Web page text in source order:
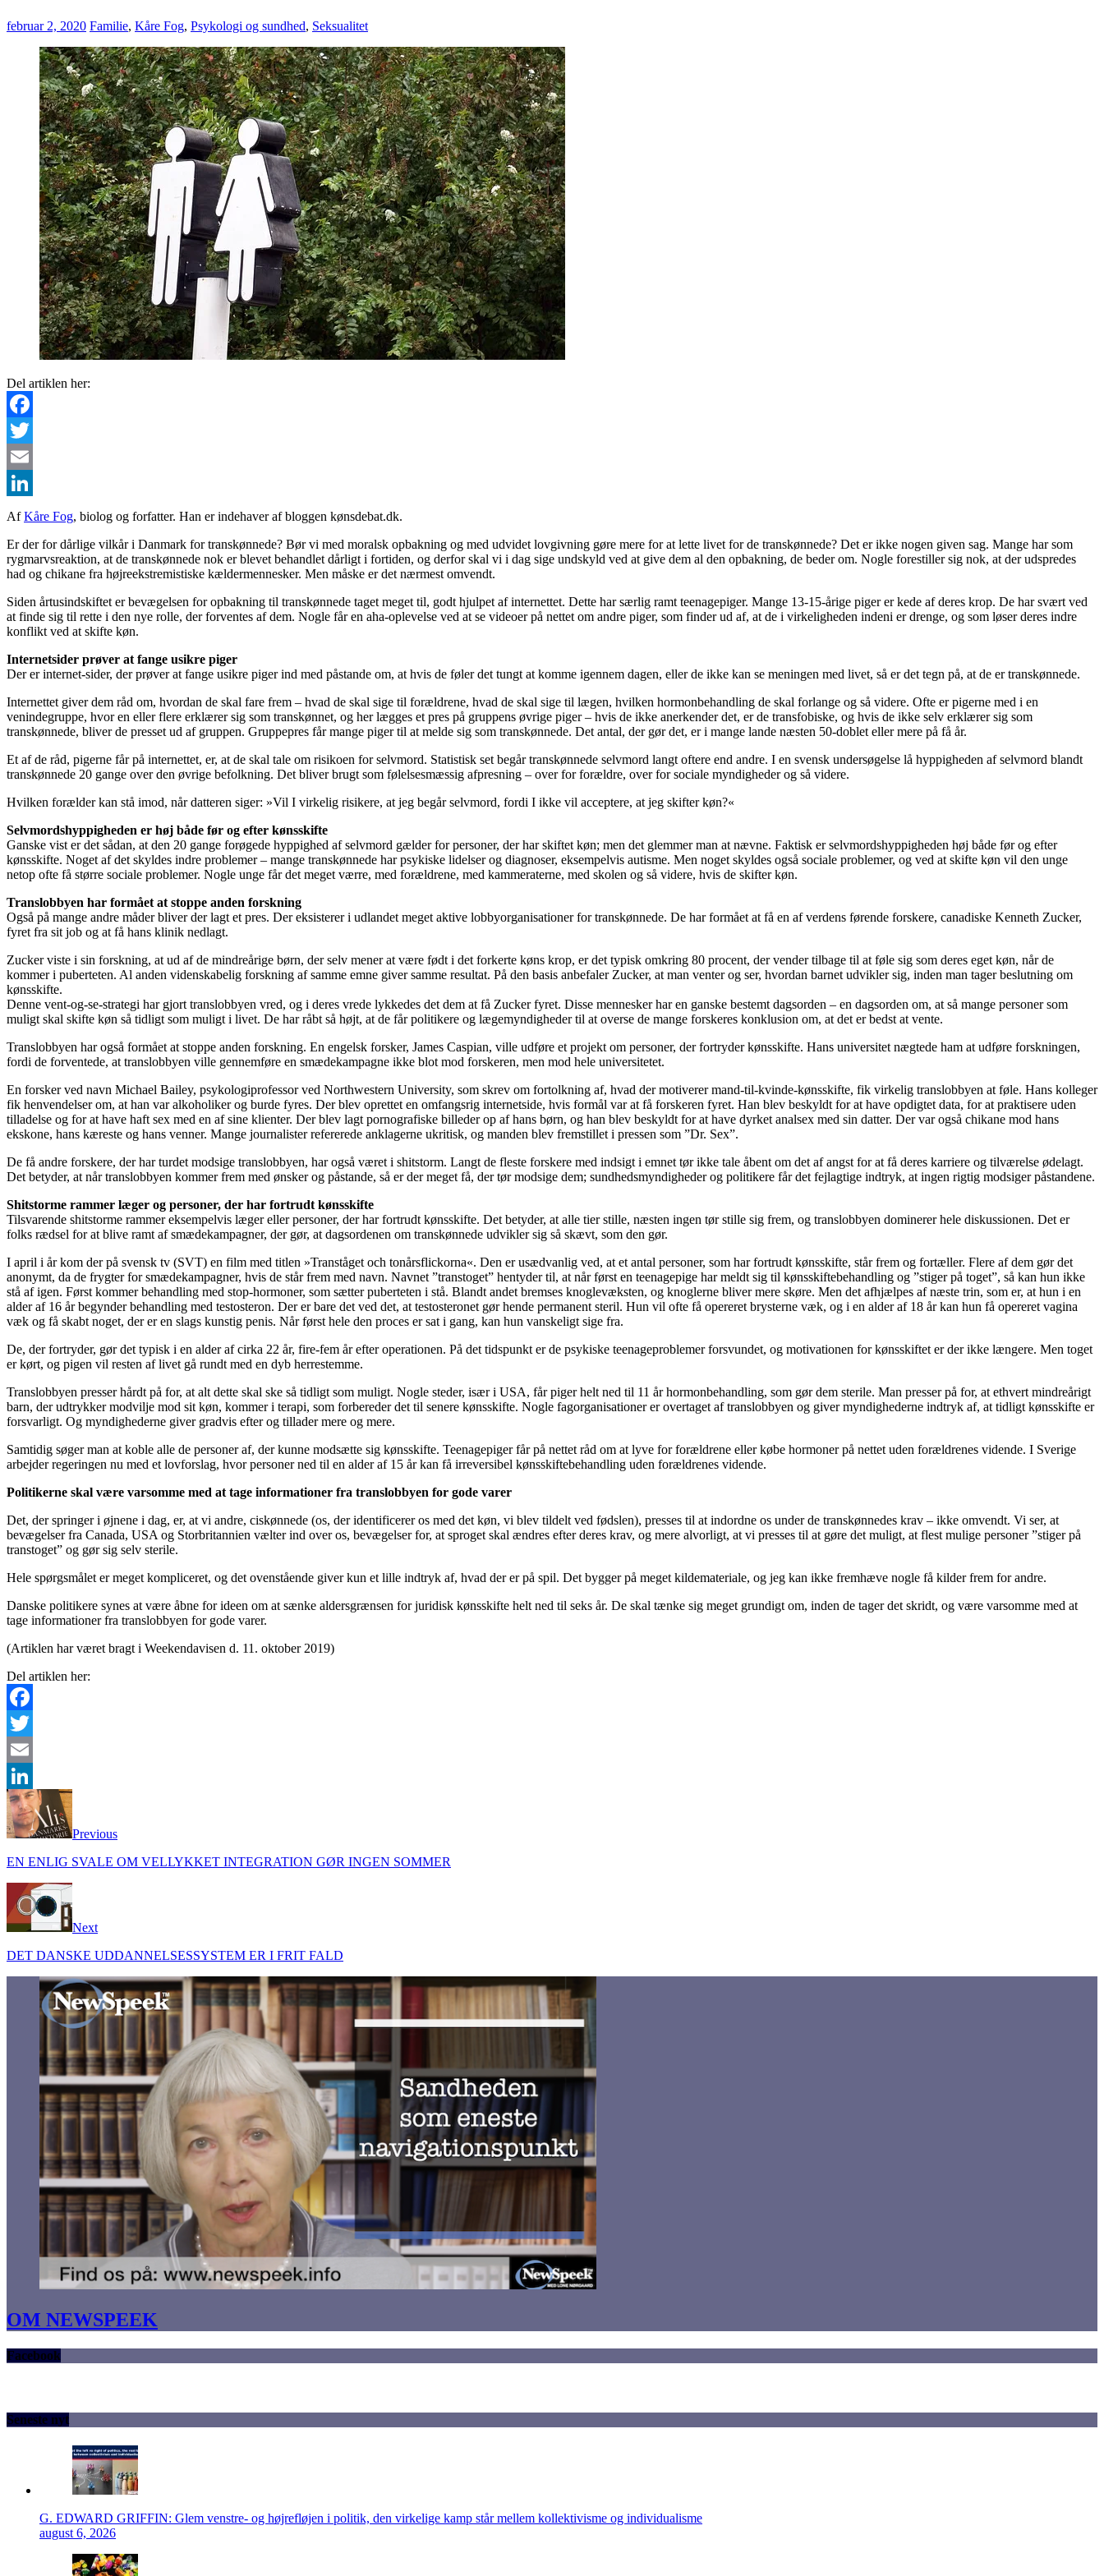
februar 2, 2020 Familie, Kåre Fog, Psykologi og sundhed, Seksualitet
Del artiklen her:
Facebook
Twitter
Email
LinkedIn
AfKåre Fog, biolog og forfatter. Han er indehaver af bloggen kønsdebat.dk.
Er der for dårlige vilkår i Danmark for transkønnede? Bør vi med moralsk opbakning og med udvidet lovgivning gøre mere for at lette livet for de transkønnede? Det er ikke nogen given sag. Mange har som
rygmarvsreaktion, at de transkønnede nok er blevet behandlet dårligt i fortiden, og derfor skal vi i dag sige undskyld ved at give dem al den opbakning, de beder om. Nogle forestiller sig nok, at der udspredes
had og chikane fra højreekstremistiske kældermennesker. Men måske er det nærmest omvendt.
Siden årtusindskiftet er bevægelsen for opbakning til transkønnede taget meget til, godt hjulpet af internettet. Dette har særlig ramt teenagepiger. Mange 13-15-årige piger er kede af deres krop. De har svært ved
at finde sig til rette i den nye rolle, der forventes af dem. Nogle får en aha-oplevelse ved at se videoer på nettet om andre piger, som finder ud af, at de i virkeligheden indeni er drenge, og som løser deres indre
konflikt ved at skifte køn.
Internetsider prøver at fange usikre piger
Der er internet-sider, der prøver at fange usikre piger ind med påstande om, at hvis de føler det tungt at komme igennem dagen, eller de ikke kan se meningen med livet, så er det tegn på, at de er transkønnede.
Internettet giver dem råd om, hvordan de skal fare frem – hvad de skal sige til forældrene, hvad de skal sige til lægen, hvilken hormonbehandling de skal forlange og så videre. Ofte er pigerne med i en
venindegruppe, hvor en eller flere erklærer sig som transkønnet, og her lægges et pres på gruppens øvrige piger – hvis de ikke anerkender det, er de transfobiske, og hvis de ikke selv erklærer sig som
transkønnede, bliver de presset ud af gruppen. Gruppepres får mange piger til at melde sig som transkønnede. Det antal, der gør det, er i mange lande næsten 50-doblet eller mere på få år.
Et af de råd, pigerne får på internettet, er, at de skal tale om risikoen for selvmord. Statistisk set begår transkønnede selvmord langt oftere end andre. I en svensk undersøgelse lå hyppigheden af selvmord blandt
transkønnede 20 gange over den øvrige befolkning. Det bliver brugt som følelsesmæssig afpresning – over for forældre, over for sociale myndigheder og så videre.
Hvilken forælder kan stå imod, når datteren siger: »Vil I virkelig risikere, at jeg begår selvmord, fordi I ikke vil acceptere, at jeg skifter køn?«
Selvmordshyppigheden er høj både før og efter kønsskifte
Ganske vist er det sådan, at den 20 gange forøgede hyppighed af selvmord gælder for personer, der har skiftet køn; men det glemmer man at nævne. Faktisk er selvmordshyppigheden høj både før og efter
kønsskifte. Noget af det skyldes indre problemer – mange transkønnede har psykiske lidelser og diagnoser, eksempelvis autisme. Men noget skyldes også sociale problemer, og ved at skifte køn vil den unge
netop ofte få større sociale problemer. Nogle unge får det meget værre, med forældrene, med kammeraterne, med skolen og så videre, hvis de skifter køn.
Translobbyen har formået at stoppe anden forskning
Også på mange andre måder bliver der lagt et pres. Der eksisterer i udlandet meget aktive lobbyorganisationer for transkønnede. De har formået at få en af verdens førende forskere, canadiske Kenneth Zucker,
fyret fra sit job og at få hans klinik nedlagt.
Zucker viste i sin forskning, at ud af de mindreårige børn, der selv mener at være født i det forkerte køns krop, er det typisk omkring 80 procent, der vender tilbage til at føle sig som deres eget køn, når de
kommer i puberteten. Al anden videnskabelig forskning af samme emne giver samme resultat. På den basis anbefaler Zucker, at man venter og ser, hvordan barnet udvikler sig, inden man tager beslutning om
kønsskifte.
Denne vent-og-se-strategi har gjort translobbyen vred, og i deres vrede lykkedes det dem at få Zucker fyret. Disse mennesker har en ganske bestemt dagsorden – en dagsorden om, at så mange personer som
muligt skal skifte køn så tidligt som muligt i livet. De har råbt så højt, at de får politikere og lægemyndigheder til at overse de mange forskeres konklusion om, at det er bedst at vente.
Translobbyen har også formået at stoppe anden forskning. En engelsk forsker, James Caspian, ville udføre et projekt om personer, der fortryder kønsskifte. Hans universitet nægtede ham at udføre forskningen,
fordi de forventede, at translobbyen ville gennemføre en smædekampagne ikke blot mod forskeren, men mod hele universitetet.
En forsker ved navn Michael Bailey, psykologiprofessor ved Northwestern University, som skrev om fortolkning af, hvad der motiverer mand-til-kvinde-kønsskifte, fik virkelig translobbyen at føle. Hans kolleger
fik henvendelser om, at han var alkoholiker og burde fyres. Der blev oprettet en omfangsrig internetside, hvis formål var at få forskeren fyret. Han blev beskyldt for at have opdigtet data, for at praktisere uden
tilladelse og for at have haft sex med en af sine klienter. Der blev lagt pornografiske billeder op af hans børn, og han blev beskyldt for at have dyrket analsex med sin datter. Der var også chikane mod hans
ekskone, hans kæreste og hans venner. Mange journalister refererede anklagerne ukritisk, og manden blev fremstillet i pressen som ”Dr. Sex”.
De få andre forskere, der har turdet modsige translobbyen, har også været i shitstorm. Langt de fleste forskere med indsigt i emnet tør ikke tale åbent om det af angst for at få deres karriere og tilværelse ødelagt.
Det betyder, at når translobbyen kommer frem med ønsker og påstande, så er der meget få, der tør modsige dem; sundhedsmyndigheder og politikere får det fejlagtige indtryk, at ingen rigtig modsiger påstandene.
Shitstorme rammer læger og personer, der har fortrudt kønsskifte
Tilsvarende shitstorme rammer eksempelvis læger eller personer, der har fortrudt kønsskifte. Det betyder, at alle tier stille, næsten ingen tør stille sig frem, og translobbyen dominerer hele diskussionen. Det er
folks rædsel for at blive ramt af smædekampagner, der gør, at dagsordenen om transkønnede udvikler sig så skævt, som den gør.
I april i år kom der på svensk tv (SVT) en film med titlen »Tranståget och tonårsflickorna«. Den er usædvanlig ved, at et antal personer, som har fortrudt kønsskifte, står frem og fortæller. Flere af dem gør det
anonymt, da de frygter for smædekampagner, hvis de står frem med navn. Navnet ”transtoget” hentyder til, at når først en teenagepige har meldt sig til kønsskiftebehandling og ”stiger på toget”, så kan hun ikke
stå af igen. Først kommer behandling med stop-hormoner, som sætter puberteten i stå. Blandt andet bremses knoglevæksten, og knoglerne bliver mere skøre. Men det afhjælpes af næste trin, som er, at hun i en
alder af 16 år begynder behandling med testosteron. Der er bare det ved det, at testosteronet gør hende permanent steril. Hun vil ofte få opereret brysterne væk, og i en alder af 18 år kan hun få opereret vagina
væk og få skabt noget, der er en slags kunstig penis. Når først hele den proces er sat i gang, kan hun vanskeligt sige fra.
De, der fortryder, gør det typisk i en alder af cirka 22 år, fire-fem år efter operationen. På det tidspunkt er de psykiske teenageproblemer forsvundet, og motivationen for kønsskiftet er der ikke længere. Men toget
er kørt, og pigen vil resten af livet gå rundt med en dyb herrestemme.
Translobbyen presser hårdt på for, at alt dette skal ske så tidligt som muligt. Nogle steder, især i USA, får piger helt ned til 11 år hormonbehandling, som gør dem sterile. Man presser på for, at ethvert mindreårigt
barn, der udtrykker modvilje mod sit køn, kommer i terapi, som forbereder det til senere kønsskifte. Nogle fagorganisationer er overtaget af translobbyen og giver myndighederne indtryk af, at tidligt kønsskifte er
forsvarligt. Og myndighederne giver gradvis efter og tillader mere og mere.
Samtidig søger man at koble alle de personer af, der kunne modsætte sig kønsskifte. Teenagepiger får på nettet råd om at lyve for forældrene eller købe hormoner på nettet uden forældrenes vidende. I Sverige
arbejder regeringen nu med et lovforslag, hvor personer ned til en alder af 15 år kan få irreversibel kønsskiftebehandling uden forældrenes vidende.
Politikerne skal være varsomme med at tage informationer fra translobbyen for gode varer
Det, der springer i øjnene i dag, er, at vi andre, ciskønnede (os, der identificerer os med det køn, vi blev tildelt ved fødslen), presses til at indordne os under de transkønnedes krav – ikke omvendt. Vi ser, at
bevægelser fra Canada, USA og Storbritannien vælter ind over os, bevægelser for, at sproget skal ændres efter deres krav, og mere alvorligt, at vi presses til at gøre det muligt, at flest mulige personer ”stiger på
transtoget” og gør sig selv sterile.
Hele spørgsmålet er meget kompliceret, og det ovenstående giver kun et lille indtryk af, hvad der er på spil. Det bygger på meget kildemateriale, og jeg kan ikke fremhæve nogle få kilder frem for andre.
Danske politikere synes at være åbne for ideen om at sænke aldersgrænsen for juridisk kønsskifte helt ned til seks år. De skal tænke sig meget grundigt om, inden de tager det skridt, og være varsomme med at
tage informationer fra translobbyen for gode varer.
(Artiklen har været bragt i Weekendavisen d. 11. oktober 2019)
Del artiklen her:
Facebook
Twitter
Email
LinkedIn
Previous
EN ENLIG SVALE OM VELLYKKET INTEGRATION GØR INGEN SOMMER
Next
DET DANSKE UDDANNELSESSYSTEM ER I FRIT FALD
OM NEWSPEEK
Facebook
Seneste nyt
G. EDWARD GRIFFIN: Glem venstre- og højrefløjen i politik, den virkelige kamp står mellem kollektivisme og individualisme
august 6, 2026